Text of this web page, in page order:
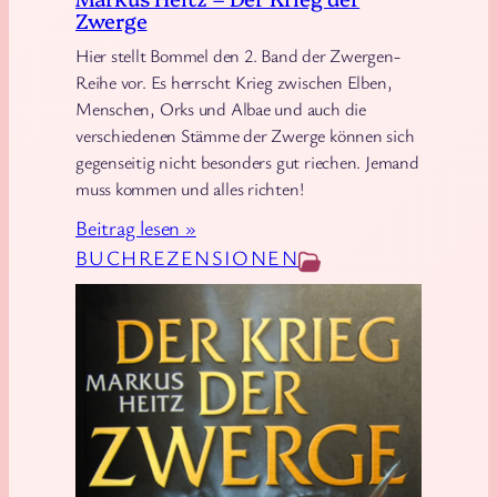
ö
t
t
e
r
BUCHREZENSIONEN
Zwerge
Hier stellt Bommel den 2. Band der Zwergen-
Reihe vor. Es herrscht Krieg zwischen Elben,
Menschen, Orks und Albae und auch die
verschiedenen Stämme der Zwerge können sich
gegenseitig nicht besonders gut riechen. Jemand
muss kommen und alles richten!
Beitrag lesen »:
M
a
r
k
u
s
H
e